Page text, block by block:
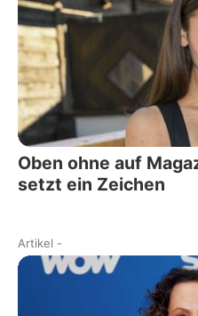
Oben ohne auf
setzt ein Zeichen
Artikel -